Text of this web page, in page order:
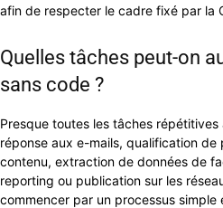
afin de respecter le cadre fixé par la
Quelles tâches peut-on
sans code ?
Presque toutes les tâches
réponse aux e-mails, qualification
contenu, extraction de données de
reporting ou publication sur les
commencer par un processus